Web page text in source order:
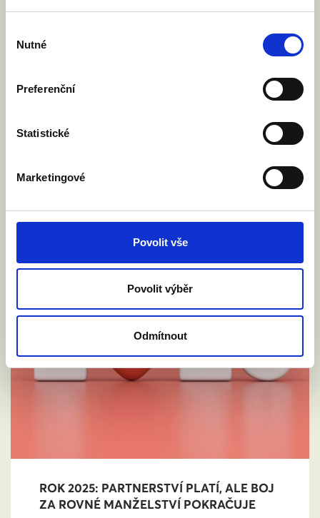
souhlasu
Nutné
Preferenční
Statistické
Marketingové
Povolit vše
Povolit výběr
Odmítnout
podpořila. O co jde?
ROK 2025: PARTNERSTVÍ PLATÍ, ALE BOJ
ZA ROVNÉ MANŽELSTVÍ POKRAČUJE